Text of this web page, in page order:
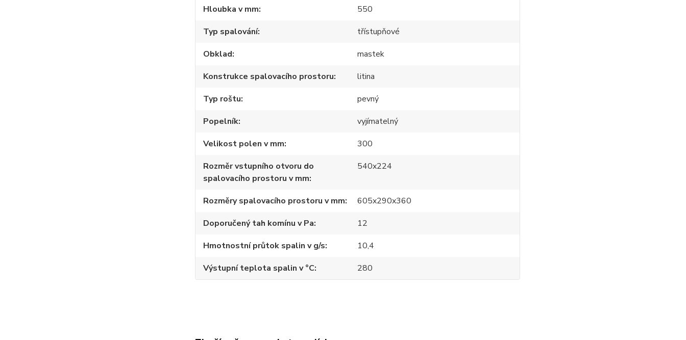
Hloubka v mm
550
Typ spalování
třístupňové
Obklad
mastek
Konstrukce spalovacího prostoru
litina
Typ roštu
pevný
Popelník
vyjímatelný
Velikost polen v mm
300
Rozměr vstupního otvoru do
spalovacího prostoru v mm
540x224
Rozměry spalovacího prostoru v mm
605x290x360
Doporučený tah komínu v Pa
12
Hmotnostní průtok spalin v g/s
10,4
Výstupní teplota spalin v °C
280